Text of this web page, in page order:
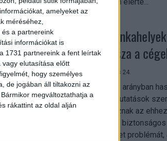
amelyeket az
méréséhez,
a partnereink
információkat is
1731 partnereink a fent leírtak
vagy elutasítása előtt
hogy személyes
de jogában áll tiltakozni az
megváltoztathatja a
rákattint az oldal alján
Shadow AI a
szerezhetik vissza a
Digital Center 2026. július 24.
A munkavállalók nagy arányban
munkában, ám friss kutatások
szervezetnél hiányoznak az
világos irányelvek és
különösen ott jelenthet